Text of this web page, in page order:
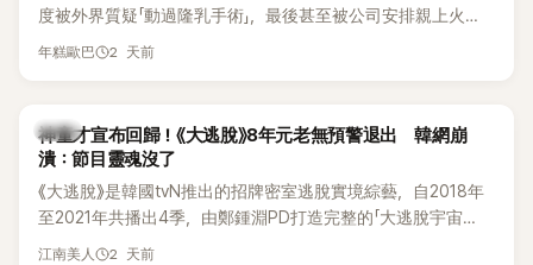
度被外界質疑「動過隆乳手術」，最後甚至被公司安排親上火
線，召開前所未見的「泳裝記者會」澄清。這場記者會後來還被
熱議。 2日播出的 SBS 綜藝節目《我的經紀人太難搞－秘書
鎮》，邀請同時兼顧工作與育兒的演藝圈代表「媽媽群」——李智
惠、李賢怡、李恩亨，以第13位「My Star」身分登場，分享最真
實的生活日常。 節目一開始，李瑞鎮 率先與李智惠會合，兩人
邊搭車邊聊天，氣氛輕鬆。聊到最近的新聞，李瑞鎮突然直球
發問：「妳不是上新聞了？說妳去做整形？是人中縮短手術嗎？」
年糕歐巴 2 天前
韓星
神童才宣布回歸！《大逃脫》8年元老無預警退出 韓網崩
潰：節目靈魂沒了
《大逃脫》是韓國tvN推出的招牌密室逃脫實境綜藝，自2018年
至2021年共播出4季，由鄭鍾淵PD打造完整的「大逃脫宇宙
（DTCU）」，憑藉燒腦劇情、電影級場景與龐大世界觀，累積
江南美人 2 天前